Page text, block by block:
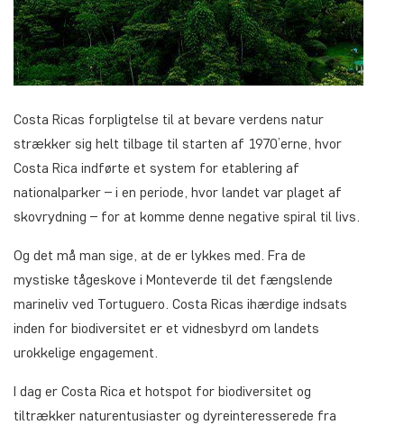
Costa Ricas forpligtelse til at bevare verdens natur
strækker sig helt tilbage til starten af 1970’erne, hvor
Costa Rica indførte et system for etablering af
nationalparker – i en periode, hvor landet var plaget af
skovrydning – for at komme denne negative spiral til livs.
Og det må man sige, at de er lykkes med. Fra de
mystiske tågeskove i Monteverde til det fængslende
marineliv ved Tortuguero. Costa Ricas ihærdige indsats
inden for biodiversitet er et vidnesbyrd om landets
urokkelige engagement.
I dag er Costa Rica et hotspot for biodiversitet og
tiltrækker naturentusiaster og dyreinteresserede fra